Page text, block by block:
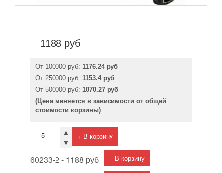
1188 руб
От 100000 руб: 1176.24 руб
От 250000 руб: 1153.4 руб
От 500000 руб: 1070.27 руб
(Цена меняется в зависимости от общей
стоимости корзины)
▲
▼
+ В корзину
60233-2 - 1188 руб + В корзину